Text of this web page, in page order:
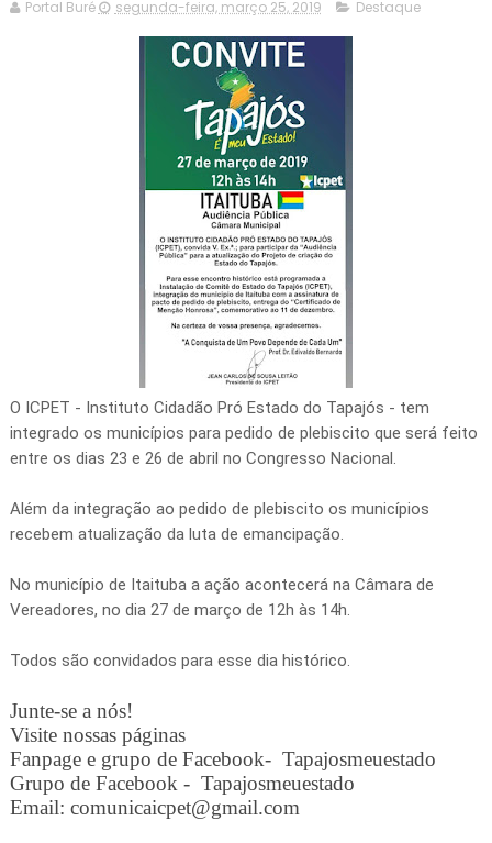
Portal Buré segunda-feira, março 25, 2019 Destaque
O ICPET - Instituto Cidadão Pró Estado do Tapajós - tem
integrado os municípios para pedido de plebiscito que será feito
entre os dias 23 e 26 de abril no Congresso Nacional.
Além da integração ao pedido de plebiscito os municípios
recebem atualização da luta de emancipação.
No município de Itaituba a ação acontecerá na Câmara de
Vereadores, no dia 27 de março de 12h às 14h.
Todos são convidados para esse dia histórico.
Junte-se a nós!
Visite nossas páginas
Fanpage e grupo de Facebook- Tapajosmeuestado
Grupo de Facebook - Tapajosmeuestado
Email: comunicaicpet@gmail.com